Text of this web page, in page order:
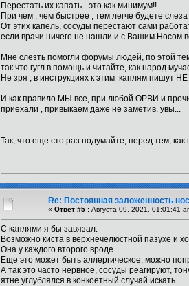
Перестать их капать - это как минимум!!
При чем , чем быстрее , тем легче будете
От этих капель, сосуды перестают сами
если врачи ничего не нашли и с Вашим Носом
Мне слезть помогли форумы людей, по этой
так что гугл в помощь и читайте, как народ
Не зря , в инструкциях к этим каплям пишут
И как правило МЫ все, при любой ОРВИ и
приехали , привыкаем даже не заметив, увы...
Так, что еще сто раз подумайте, перед тем,
Re: Постоянная заложенность
« Ответ #5 : Августа 09, 2021, 01:01:41
С каплями я бы завязал.
Возможно киста в верхнечелюстной пазухе и
Она у каждого второго вроде.
Еще это может быть аллергическое, можно
А так это часто нервное, сосуды реагируют,
ятне углублялся в конкоетный случай искать.